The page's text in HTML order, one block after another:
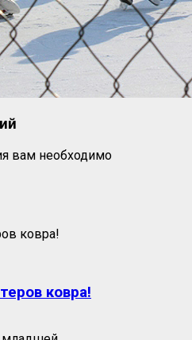
вам необходимо
ковра!